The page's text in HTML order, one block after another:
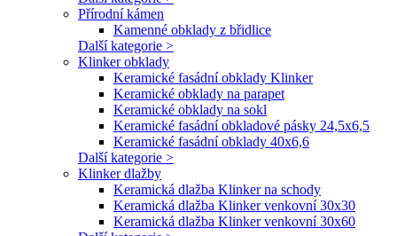
Přírodní kámen
Kamenné obklady z břidlice
Další kategorie >
Klinker obklady
Keramické fasádní obklady Klinker
Keramické obklady na parapet
Keramické obklady na sokl
Keramické fasádní obkladové pásky 24,5x6,5
Keramické fasádní obklady 40x6,6
Další kategorie >
Klinker dlažby
Keramická dlažba Klinker na schody
Keramická dlažba Klinker venkovní 30x30
Keramická dlažba Klinker venkovní 30x60